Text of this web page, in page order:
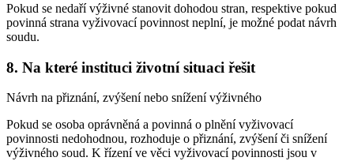
Pokud se nedaří výživné stanovit dohodou stran, respektive pokud
povinná strana vyživovací povinnost neplní, je možné podat návrh
soudu.
8. Na které instituci životní situaci řešit
Návrh na přiznání, zvýšení nebo snížení výživného
Pokud se osoba oprávněná a povinná o plnění vyživovací
povinnosti nedohodnou, rozhoduje o přiznání, zvýšení či snížení
výživného soud. K řízení ve věci vyživovací povinnosti jsou v